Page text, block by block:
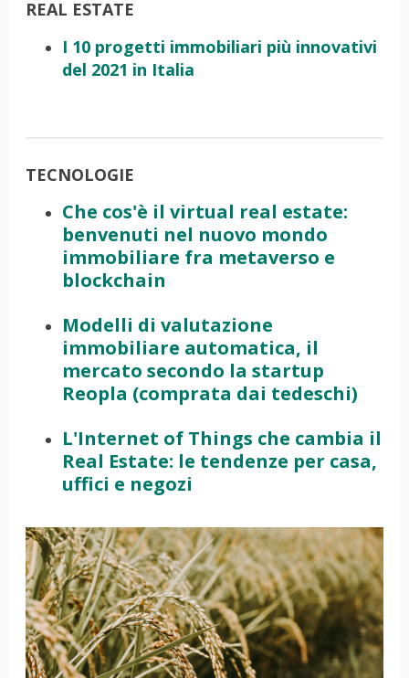
REAL ESTATE
I 10 progetti immobiliari più innovativi
del 2021 in Italia
TECNOLOGIE
Che cos'è il virtual real estate:
benvenuti nel nuovo mondo
immobiliare fra metaverso e
blockchain
Modelli di valutazione
immobiliare automatica, il
mercato secondo la startup
Reopla (comprata dai tedeschi)
L'Internet of Things che cambia il
Real Estate: le tendenze per casa,
uffici e negozi